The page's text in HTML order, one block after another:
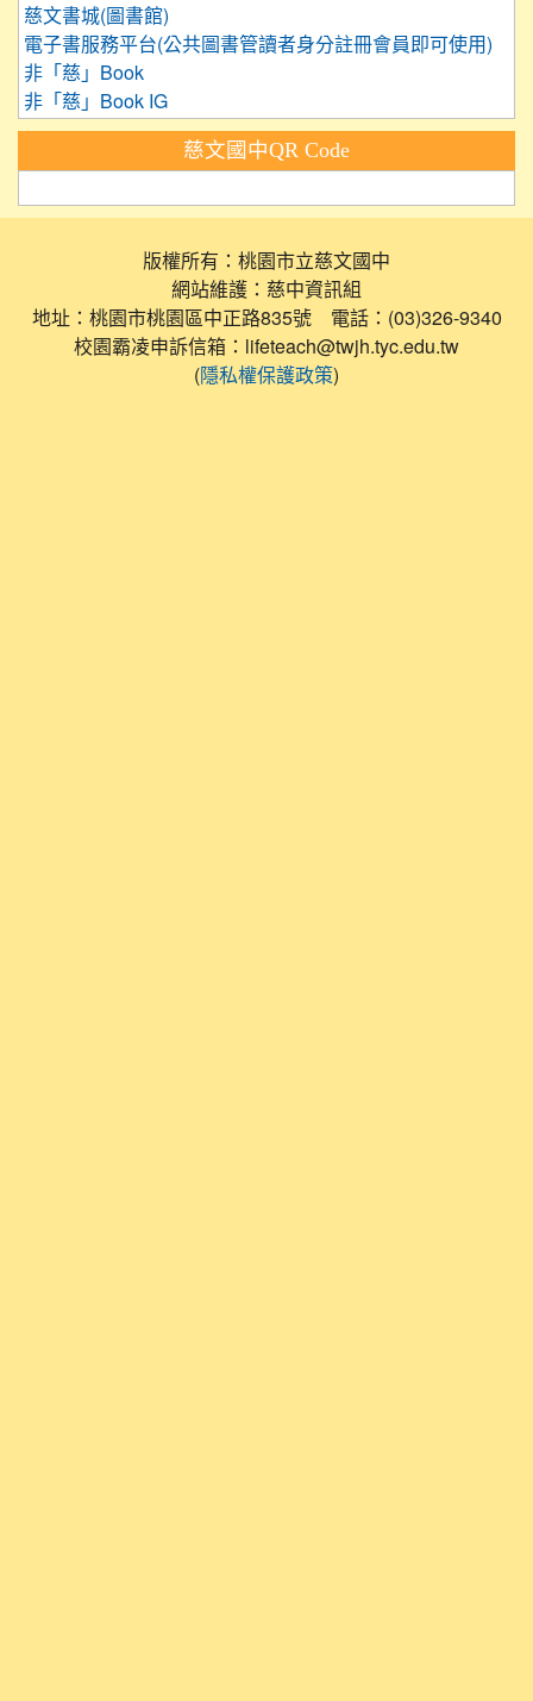
慈文書城(圖書館)
電子書服務平台(公共圖書管讀者身分註冊會員即可使用)
非「慈」Book
非「慈」Book IG
慈文國中QR Code
版權所有：桃園市立慈文國中
網站維護：慈中資訊組
地址：桃園市桃園區中正路835號 電話：(03)326-9340
校園霸凌申訴信箱：lifeteach@twjh.tyc.edu.tw
(隱私權保護政策)